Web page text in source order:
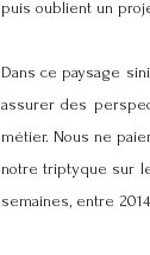
puis oublient un
Dans ce paysage
assurer des
métier. Nous ne
notre triptyque sur
semaines, entre